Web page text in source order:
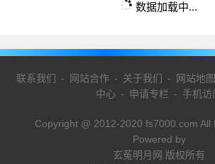
数据加载中...
联系我们 - 网站合作- 关于我们 - 网站地图
中心 - 申请专栏 - 手机访
Copyright @ 2012-2020 fs7000.com All
Powered by
玄菟明月网 版权所有